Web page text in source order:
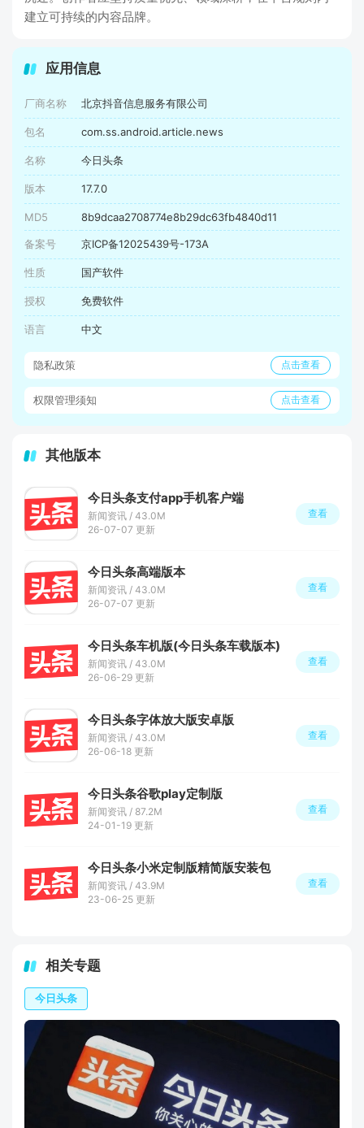
建立可持续的内容品牌。
应用信息
厂商名称 北京抖音信息服务有限公司
包名 com.ss.android.article.news
名称 今日头条
版本 17.7.0
MD5 8b9dcaa2708774e8b29dc63fb4840d11
备案号 京ICP备12025439号-173A
性质 国产软件
授权 免费软件
语言 中文
隐私政策 点击查看
权限管理须知 点击查看
其他版本
今日头条支付app手机客户端
新闻资讯 / 43.0M
26-07-07 更新
查看
今日头条高端版本
新闻资讯 / 43.0M
26-07-07 更新
查看
今日头条车机版(今日头条车载版本)
新闻资讯 / 43.0M
26-06-29 更新
查看
今日头条字体放大版安卓版
新闻资讯 / 43.0M
26-06-18 更新
查看
今日头条谷歌play定制版
新闻资讯 / 87.2M
24-01-19 更新
查看
今日头条小米定制版精简版安装包
新闻资讯 / 43.9M
23-06-25 更新
查看
相关专题
今日头条